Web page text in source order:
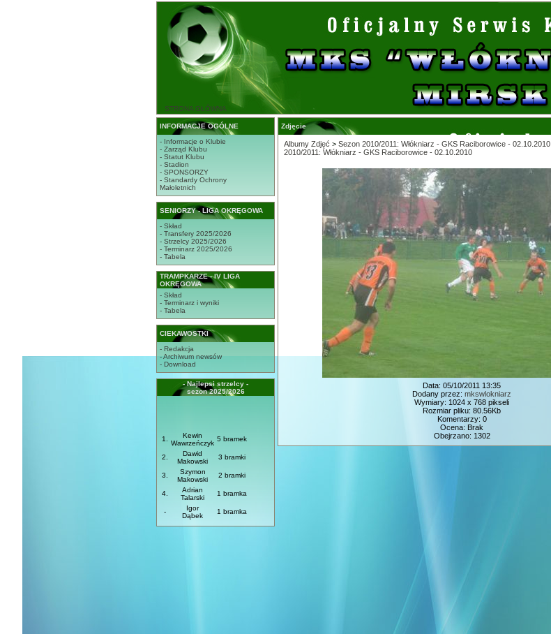
STRONA GŁÓWNA
INFORMACJE OGÓLNE
- Informacje o Klubie
- Zarząd Klubu
- Statut Klubu
- Stadion
- SPONSORZY
- Standardy Ochrony
Małoletnich
SENIORZY - LIGA OKRĘGOWA
- Skład
- Transfery 2025/2026
- Strzelcy 2025/2026
- Terminarz 2025/2026
- Tabela
TRAMPKARZE - IV LIGA
OKRĘGOWA
- Skład
- Terminarz i wyniki
- Tabela
CIEKAWOSTKI
- Redakcja
- Archiwum newsów
- Download
- Najlepsi strzelcy -
sezon 2025/2026
1.
Kewin
Wawrzeńczyk
5 bramek
2.
Dawid
Makowski
3 bramki
3.
Szymon
Makowski
2 bramki
4.
Adrian
Talarski
1 bramka
-
Igor
Dąbek
1 bramka
Zdjęcie
Albumy Zdjęć > Sezon 2010/2011: Włókniarz - GKS Raciborowice - 02.10.2010
2010/2011: Włókniarz - GKS Raciborowice - 02.10.2010
Data: 05/10/2011 13:35
Dodany przez: mkswlokniarz
Wymiary: 1024 x 768 pikseli
Rozmiar pliku: 80.56Kb
Komentarzy: 0
Ocena: Brak
Obejrzano: 1302